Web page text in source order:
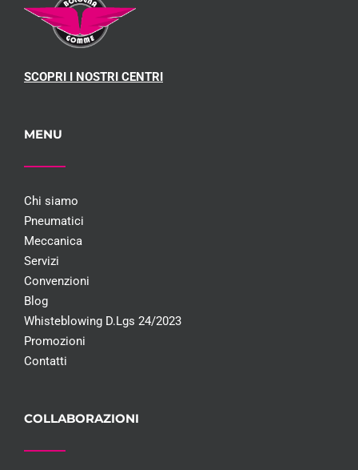
SCOPRI I NOSTRI CENTRI
MENU
Chi siamo
Pneumatici
Meccanica
Servizi
Convenzioni
Blog
Whisteblowing D.Lgs 24/2023
Promozioni
Contatti
COLLABORAZIONI